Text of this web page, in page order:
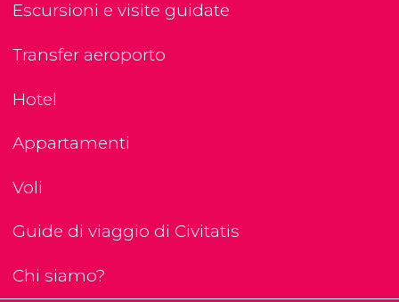
Escursioni e visite guidate
Transfer aeroporto
Hotel
Appartamenti
Voli
Guide di viaggio di Civitatis
Chi siamo?